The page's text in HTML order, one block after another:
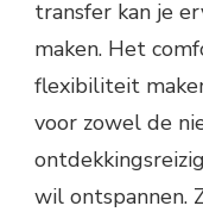
transfer kan je
maken. Het
flexibiliteit
voor zowel de
wil ontspannen.